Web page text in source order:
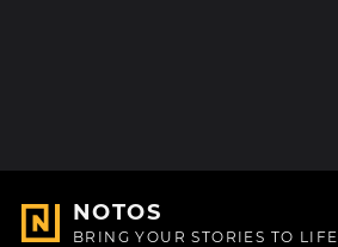
NOTOS
BRING YOUR STORIES TO LIFE